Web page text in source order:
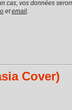
cas, vos données
etemail.
Cover)